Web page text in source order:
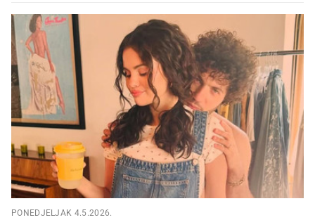
PONEDJELJAK 4.5.2026.